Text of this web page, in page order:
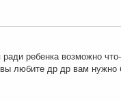
ребенка возможно
любите др др вам нужно